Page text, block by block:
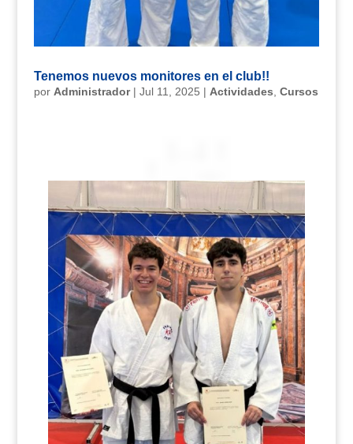
Tenemos nuevos monitores en el club!!
por Administrador| Jul 11, 2025 | Actividades Cursos